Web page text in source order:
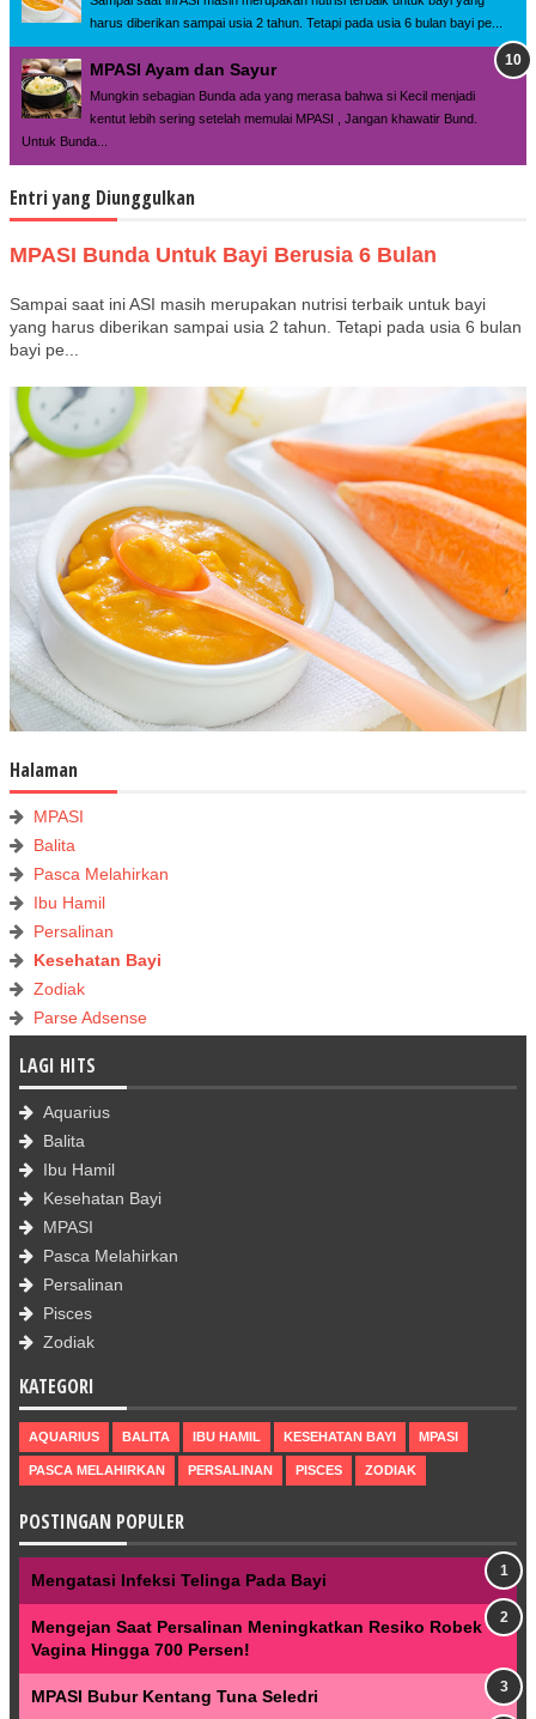
harus diberikan sampai usia 2 tahun. Tetapi pada usia 6 bulan bayi pe...
MPASI Ayam dan Sayur
Mungkin sebagian Bunda ada yang merasa bahwa si Kecil menjadi
kentut lebih sering setelah memulai MPASI , Jangan khawatir Bund.
Untuk Bunda...
Entri yang Diunggulkan
MPASI Bunda Untuk Bayi Berusia 6 Bulan
Sampai saat ini ASI masih merupakan nutrisi terbaik untuk bayi
yang harus diberikan sampai usia 2 tahun. Tetapi pada usia 6 bulan
bayi pe...
Halaman
MPASI
Balita
Pasca Melahirkan
Ibu Hamil
Persalinan
Kesehatan Bayi
Zodiak
Parse Adsense
LAGI HITS
Aquarius
Balita
Ibu Hamil
Kesehatan Bayi
MPASI
Pasca Melahirkan
Persalinan
Pisces
Zodiak
KATEGORI
AQUARIUS BALITA IBU HAMIL KESEHATAN BAYI MPASI
PASCA MELAHIRKAN PERSALINAN PISCES ZODIAK
POSTINGAN POPULER
Mengatasi Infeksi Telinga Pada Bayi
Mengejan Saat Persalinan Meningkatkan Resiko Robek
Vagina Hingga 700 Persen!
MPASI Bubur Kentang Tuna Seledri